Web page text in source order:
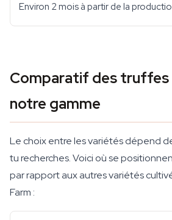
Environ 2 mois à partir de la
Comparatif des truffes
notre gamme
Le choix entre les variétés dépend
tu recherches. Voici où se
par rapport aux autres variétés
Farm :